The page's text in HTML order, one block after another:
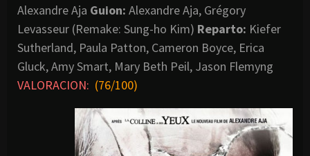
Alexandre Aja Guion: Alexandre Aja, Grégory
Levasseur (Remake: Sung-ho Kim) Reparto: Kiefer
Sutherland, Paula Patton, Cameron Boyce, Erica
Gluck, Amy Smart, Mary Beth Peil, Jason Flemyng
VALORACION: (76/100)